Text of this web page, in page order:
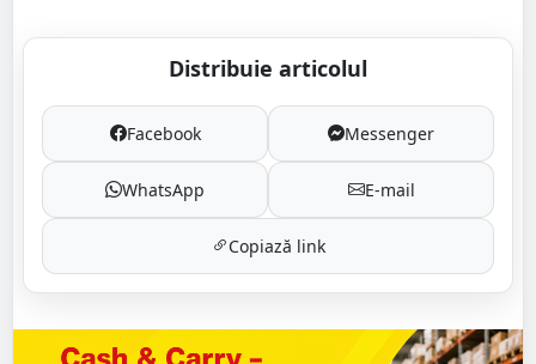
Distribuie articolul
Facebook Messenger
WhatsApp E-mail
Copiază link